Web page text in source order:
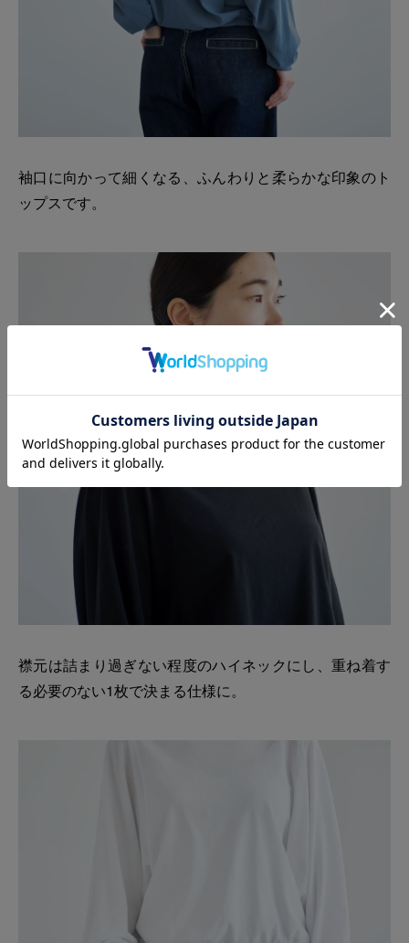
袖口に向かって細くなる、ふんわりと柔らかな印象のト
ップスです。
襟元は詰まり過ぎない程度のハイネックにし、重ね着す
る必要のない1枚で決まる仕様に。